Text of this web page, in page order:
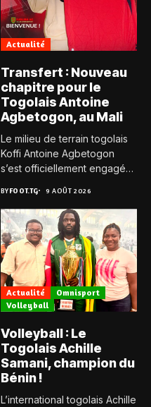
Actualité
Transfert : Nouveau
chapitre pour le
Togolais Antoine
Agbetogon, au Mali
Le milieu de terrain togolais
Koffi Antoine Agbetogon
s’est officiellement engagé
BYFOOT.TG 9 AOÛT 2026
Actualité
Omnisport
Volleyball
Volleyball : Le
Togolais Achille
Samani, champion du
Bénin !
L’international togolais Achille